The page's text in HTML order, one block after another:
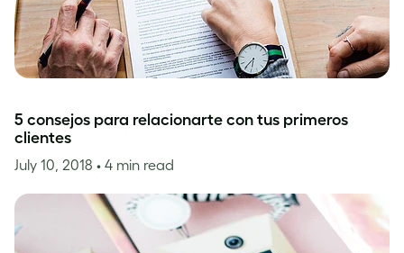
5 consejos para relacionarte con tus primeros
clientes
July 10, 2018 • 4 min read